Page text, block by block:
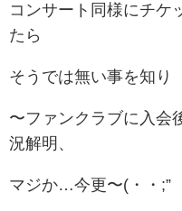
コンサート同様にチケ
たら
そうでは無い事を知り
〜ファンクラブに入会
況解明、
マジか…今更〜(・・;”